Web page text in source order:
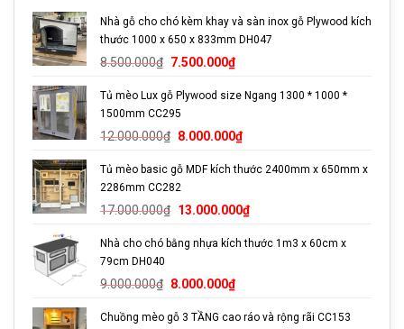
Về phần kết cấu gỗ
Cong vênh, co ngót
Gỗ tách lớp
Phồng rộp
Về các phụ kiện khác
Bản lề & Chốt cửa
Bánh xe
Đèn, quạt (nếu có) và hệ thống điện
Nhà gỗ cho chó kèm khay và sàn inox gỗ Plywood kích
thước 1000 x 650 x 833mm DH047
8.500.000₫ Giá
là:
8.500.000₫.
7.500.000₫Giá
tại
7.500.000₫.
Tủ mèo Lux gỗ Plywood size Ngang 1300 * 1000 *
1500mm CC295
12.000.000₫ Giá
là:
12.000.000₫.
8.000.000₫Giá
tại
8.000.000₫.
Tủ mèo basic gỗ MDF kích thước 2400mm x 650mm x
2286mm CC282
17.000.000₫ Giá
là:
13.000.000₫Giá
tại
Nhà cho chó bằng nhựa kích thước 1m3 x 60cm x
79cm DH040
9.000.000₫ Giá
là:
8.000.000₫Giá
tại
Chuồng mèo gỗ 3 TẦNG cao ráo và rộng rãi CC153